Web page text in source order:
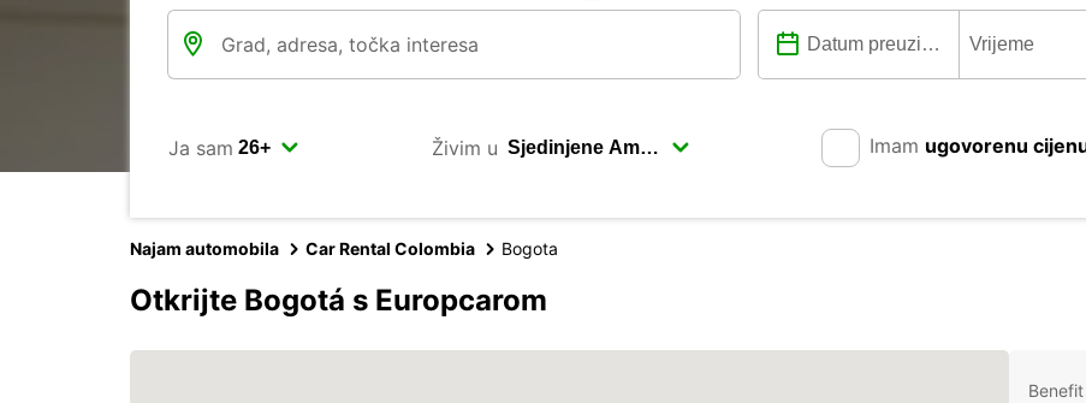
Ja sam Živim u Imam ugovorenu
Najam automobila Car Rental Colombia Bogota
Otkrijte Bogotá s Europcarom